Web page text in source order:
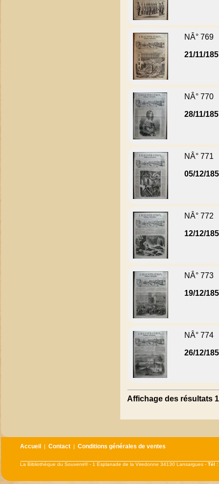
NÂ° 769
21/11/
NÂ° 770
28/11/
NÂ° 771
05/12/
NÂ° 772
12/12/
NÂ° 773
19/12/
NÂ° 774
26/12/
Affichage des résultats
Accueil |Contact |Conditions générales de ventes
La Bibliothèque du Souvenir® - 1 Esplanade de la Viredonne 34130 Lansargues -Tél